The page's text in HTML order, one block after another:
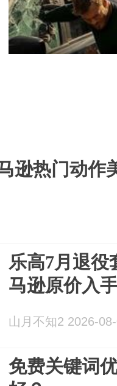
逊热门动
乐高7月退役
马逊原价入
山月不知2 2026-
免费关键词